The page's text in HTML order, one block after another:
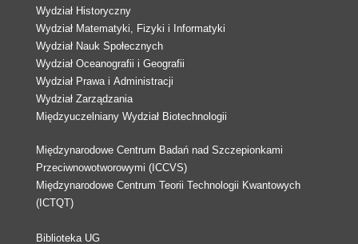
Wydział Historyczny
Wydział Matematyki, Fizyki i Informatyki
Wydział Nauk Społecznych
Wydział Oceanografii i Geografii
Wydział Prawa i Administracji
Wydział Zarządzania
Międzyuczelniany Wydział Biotechnologii
Międzynarodowe Centrum Badań nad Szczepionkami
Przeciwnowotworowymi (ICCVS)
Międzynarodowe Centrum Teorii Technologii Kwantowych
(ICTQT)
Biblioteka UG